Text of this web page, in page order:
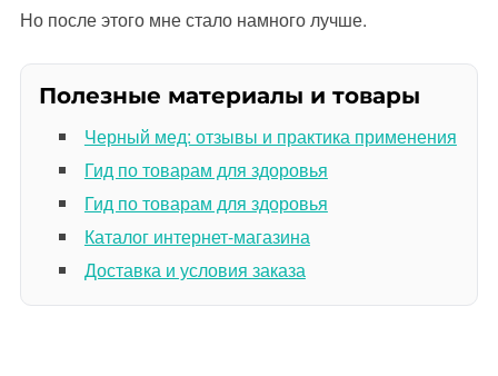
Но после этого мне стало намного лучше.
Полезные материалы и товары
Черный мед: отзывы и практика применения
Гид по товарам для здоровья
Гид по товарам для здоровья
Каталог интернет-магазина
Доставка и условия заказа